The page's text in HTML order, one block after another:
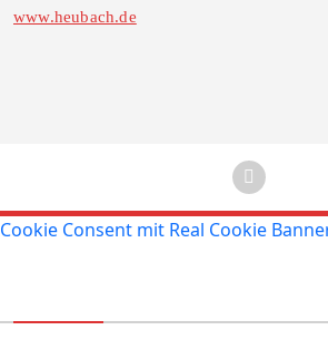
www.heubach.de
Cookie Consent mit Real Cookie